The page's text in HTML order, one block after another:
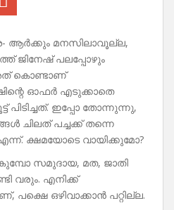
ആർക്കും മനസിലാവൂല്ല,
ജിനേഷ് പലപ്പോഴും
കൊണ്ടാണ്
ഓഫർ എടുക്കാതെ
പിടിച്ചത്. ഇപ്പോ തോന്നുന്നു,
ചിലത് പച്ചക്ക് തന്നെ
ക്ഷമയോടെ വായിക്കുമോ?
സമുദായ, മത, ജാതി
വരും. എനിക്ക്
പക്ഷെ ഒഴിവാക്കാൻ പറ്റില്ല.